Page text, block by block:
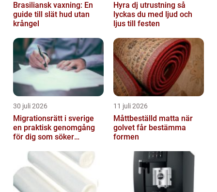
Brasiliansk vaxning: En
guide till slät hud utan
krångel
Hyra dj utrustning så
lyckas du med ljud och
ljus till festen
30 juli 2026
Migrationsrätt i sverige
en praktisk genomgång
för dig som söker
11 juli 2026
Måttbeställd matta när
golvet får bestämma
formen